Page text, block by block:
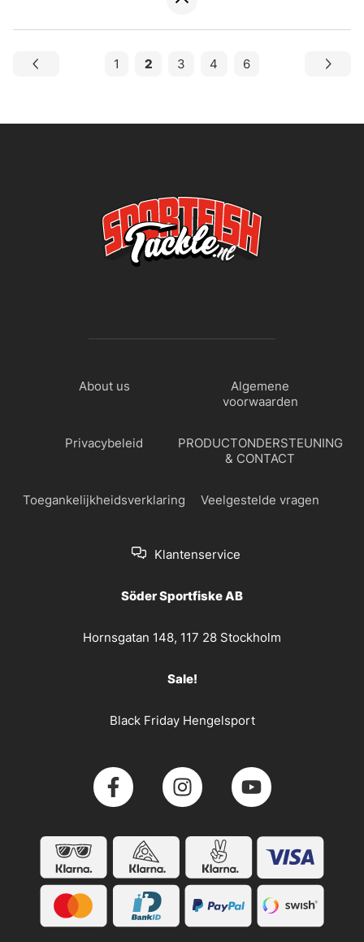
1 2 3 4 6
About us
Algemene
voorwaarden
Privacybeleid
PRODUCTONDERSTEUNING
& CONTACT
Toegankelijkheidsverklaring Veelgestelde vragen
Klantenservice
Söder Sportfiske AB
Hornsgatan 148, 117 28 Stockholm
Sale!
Black Friday Hengelsport